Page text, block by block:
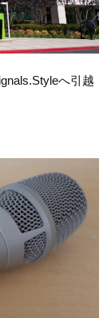
へ引越